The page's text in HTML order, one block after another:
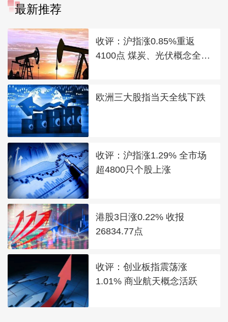
最新推荐
收评：沪指涨0.85%重返
4100点 煤炭、光伏概念全线
欧洲三大股指当天全线下跌
收评：沪指涨1.29% 全市场
超4800只个股上涨
港股3日涨0.22% 收报
26834.77点
收评：创业板指震荡涨
1.01% 商业航天概念活跃